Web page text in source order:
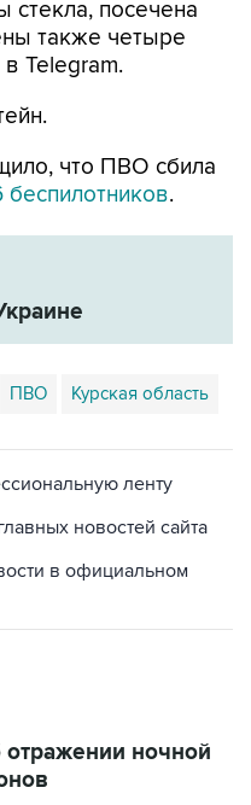
стекла, посечена
также четыре
Telegram.
что ПВО сбила
беспилотников.
ПВО Курская область
ленту
новостей сайта
в официальном
ночной